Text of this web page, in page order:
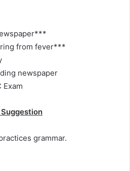
from fever***
newspaper
Exam
grammar.